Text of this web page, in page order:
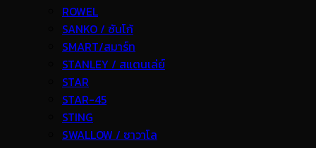
ROWEL
SANKO / ซันโก้
SMART/สมาร์ท
STANLEY / สแตนเล่ย์
STAR
STAR-45
STING
SWALLOW / ซาวาโล